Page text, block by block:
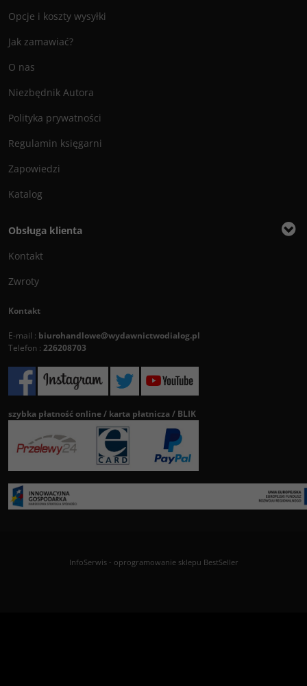
Opcje i koszty wysyłki
Jak zamawiać?
O nas
Niezbędnik Autora
Polityka prywatności
Regulamin księgarni
Zapowiedzi
Katalog
Obsługa klienta
Kontakt
Zwroty
Kontakt
E-mail : biurohandlowe@wydawnictwodialog.pl
Telefon : 226208703
szybka płatność online / karta płatnicza / BLIK
InfoSerwis- oprogramowanie sklepu BestSeller